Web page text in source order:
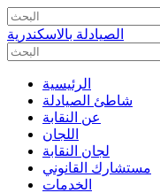
الصيادلة بالاسكندرية
الرئيسية
شاطئ الصيادلة
عن النقابة
اللجان
لجان النقابة
مستشارك القانوني
الخدمات